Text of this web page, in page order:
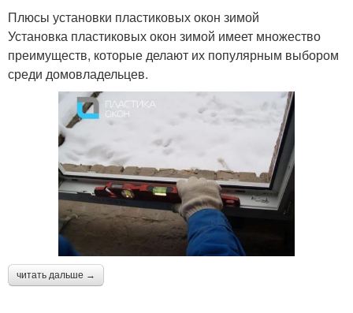
Плюсы установки пластиковых окон зимой
Установка пластиковых окон зимой имеет множество
преимуществ, которые делают их популярным выбором
среди домовладельцев.
читать дальше →